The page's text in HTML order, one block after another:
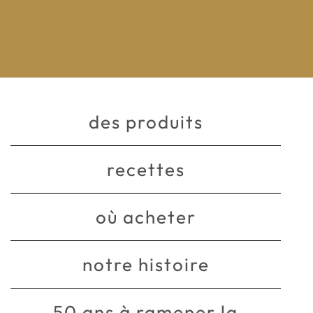
des produits
recettes
où acheter
notre histoire